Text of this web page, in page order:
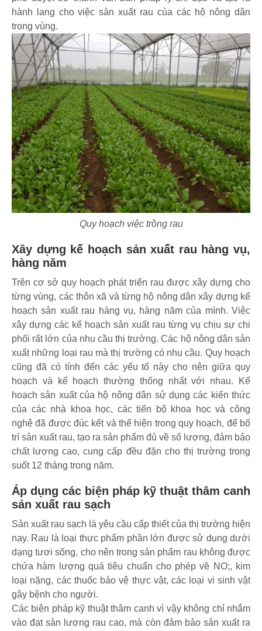
hành lang cho việc sản xuất rau của các hộ nông dân
trong vùng.
Quy hoạch việc trồng rau
Xây dựng kế hoạch sản xuất rau hàng vụ,
hàng năm
Trên cơ sở quy hoạch phát triển rau được xây dựng cho
từng vùng, các thôn xã và từng hộ nông dân xây dựng kế
hoạch sản xuất rau hàng vụ, hàng năm của mình. Việc
xây dựng các kế hoạch sản xuất rau từng vụ chịu sự chi
phối rất lớn của nhu cầu thị trường. Các hộ nông dân sản
xuất những loại rau mà thị trường có nhu cầu. Quy hoạch
cũng đã có tính đến các yếu tố này cho nên giữa quy
hoạch và kế hoạch thường thống nhất với nhau. Kế
hoạch sản xuất của hộ nông dân sử dụng các kiến thức
của các nhà khoa học, các tiến bộ khoa học và công
nghệ đã được đúc kết và thể hiện trong quy hoạch, để bố
trí sản xuất rau, tạo ra sản phẩm đủ về số lượng, đảm bảo
chất lượng cao, cung cấp đều đặn cho thị trường trong
suốt 12 tháng trong năm.
Áp dụng các biện pháp kỹ thuật thâm canh
sản xuất rau sạch
Sản xuất rau sạch là yêu cầu cấp thiết của thị trường hiện
nay. Rau là loại thực phẩm phần lớn được sử dụng dưới
dạng tươi sống, cho nên trong sản phẩm rau không được
chứa hàm lượng quá tiêu chuẩn cho phép về NO;, kim
loại nặng, các thuốc bảo vệ thực vật, các loại vi sinh vật
gây bệnh cho người.
Các biện pháp kỹ thuật thâm canh vì vậy không chỉ nhắm
vào đạt sản lượng rau cao, mà còn đảm bảo sản xuất ra